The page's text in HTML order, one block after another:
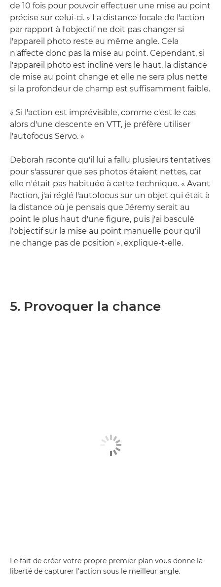
de 10 fois pour pouvoir effectuer une mise au point
précise sur celui-ci. » La distance focale de l'action
par rapport à l'objectif ne doit pas changer si
l'appareil photo reste au même angle. Cela
n'affecte donc pas la mise au point. Cependant, si
l'appareil photo est incliné vers le haut, la distance
de mise au point change et elle ne sera plus nette
si la profondeur de champ est suffisamment faible.
« Si l'action est imprévisible, comme c'est le cas
alors d'une descente en VTT, je préfère utiliser
l'autofocus Servo. »
Deborah raconte qu'il lui a fallu plusieurs tentatives
pour s'assurer que ses photos étaient nettes, car
elle n'était pas habituée à cette technique. « Avant
l'action, j'ai réglé l'autofocus sur un objet qui était à
la distance où je pensais que Jéremy serait au
point le plus haut d'une figure, puis j'ai basculé
l'objectif sur la mise au point manuelle pour qu'il
ne change pas de position », explique-t-elle.
5. Provoquer la chance
Le fait de créer votre propre premier plan vous donne la
liberté de capturer l'action sous le meilleur angle.